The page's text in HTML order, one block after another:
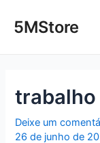
para5MStore
Deixe um
26 de junho de
navigation